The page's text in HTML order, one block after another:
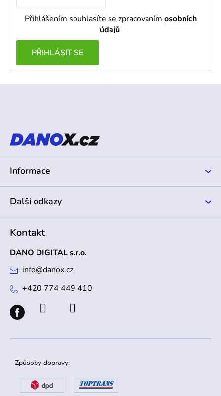
Přihlášením souhlasíte se zpracovaním osobních
údajů
PŘIHLÁSIT SE
t
Informace
Další odkazy
Kontakt
DANO DIGITAL s.r.o.
info@danox.cz
+420 774 449 410
Způsoby dopravy: